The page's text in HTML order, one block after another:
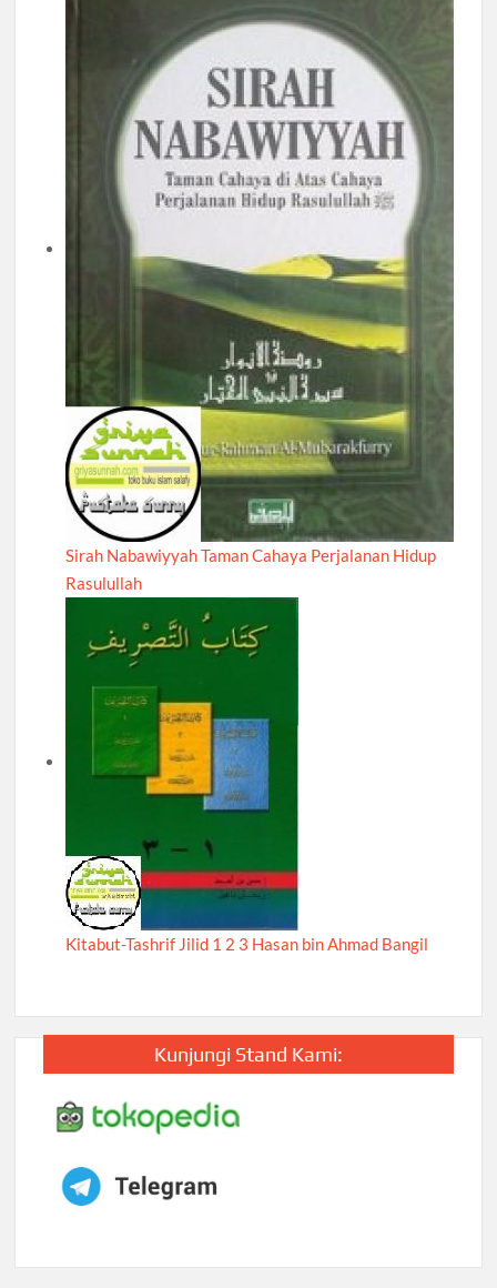
Sirah Nabawiyyah Taman Cahaya Perjalanan Hidup
Rasulullah
Kitabut-Tashrif Jilid 1 2 3 Hasan bin Ahmad Bangil
Kunjungi Stand Kami: